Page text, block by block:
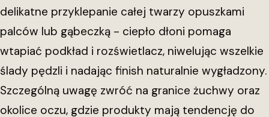
delikatne przyklepanie całej twarzy opuszkami
palców lub gąbeczką - ciepło dłoni pomaga
wtapiać podkład i rozświetlacz, niwelując wszelkie
ślady pędzli i nadając finish naturalnie wygładzony.
Szczególną uwagę zwróć na granice żuchwy oraz
okolice oczu, gdzie produkty mają tendencję do